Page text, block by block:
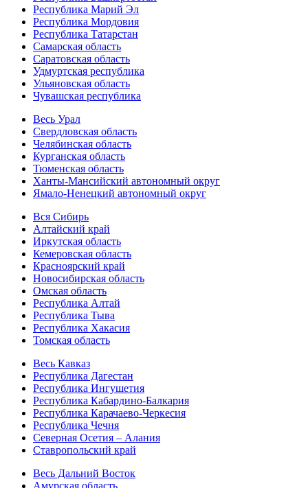
Республика Марий Эл
Республика Мордовия
Республика Татарстан
Самарская область
Саратовская область
Удмуртская республика
Ульяновская область
Чувашская республика
Весь Урал
Свердловская область
Челябинская область
Курганская область
Тюменская область
Ханты-Мансийский автономный округ
Ямало-Ненецкий автономный округ
Вся Сибирь
Алтайский край
Иркутская область
Кемеровская область
Красноярский край
Новосибирская область
Омская область
Республика Алтай
Республика Тыва
Республика Хакасия
Томская область
Весь Кавказ
Республика Дагестан
Республика Ингушетия
Республика Кабардино-Балкария
Республика Карачаево-Черкесия
Республика Чечня
Северная Осетия – Алания
Ставропольский край
Весь Дальний Восток
Амурская область